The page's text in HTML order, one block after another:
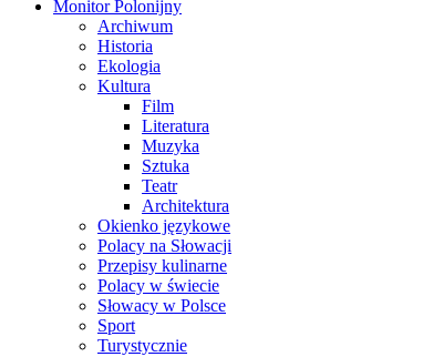
Monitor Polonijny
Archiwum
Historia
Ekologia
Kultura
Film
Literatura
Muzyka
Sztuka
Teatr
Architektura
Okienko językowe
Polacy na Słowacji
Przepisy kulinarne
Polacy w świecie
Słowacy w Polsce
Sport
Turystycznie